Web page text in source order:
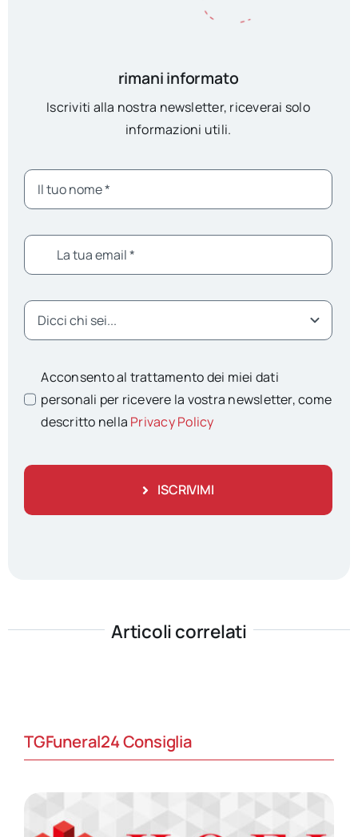
rimani informato
Iscriviti alla nostra newsletter, riceverai solo
informazioni utili.
Acconsento al trattamento dei miei dati
personali per ricevere la vostra newsletter, come
descritto nella Privacy Policy
ISCRIVIMI
Articoli correlati
TGFuneral24 Consiglia